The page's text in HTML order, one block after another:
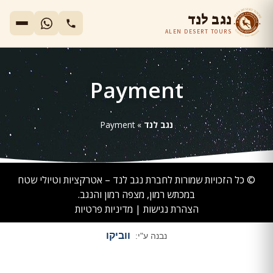
נגב לנד
ALEN DESERT TOURS
Payment
נגב לנד »
Payment
© כל הזכויות שמורות לחברת נגב לנד – אטרקציות וטיולי שטח
במכתש רמון, מצפה רמון והנגב.
הצהרת נגישות | מדיניות פרטיות
נבנה ע"י: ווביקו